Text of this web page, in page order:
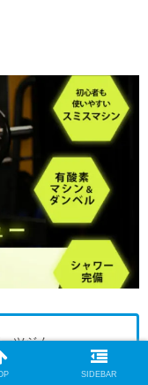
ツジム
、自分ひとりの空
SIDEBAR